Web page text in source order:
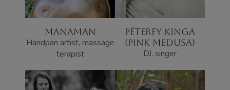
MANAMAN
Handpan artist, massage
terapist
PÉTERFY KINGA
(PINK MEDUSA)
DJ, singer